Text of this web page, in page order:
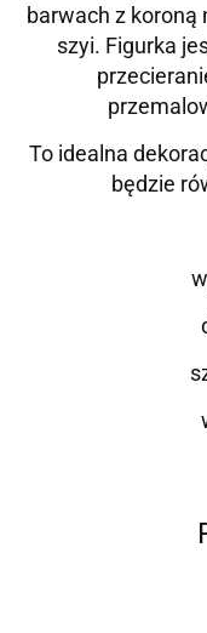
barwach z koroną
szyi. Figurka
To idealna
będzie